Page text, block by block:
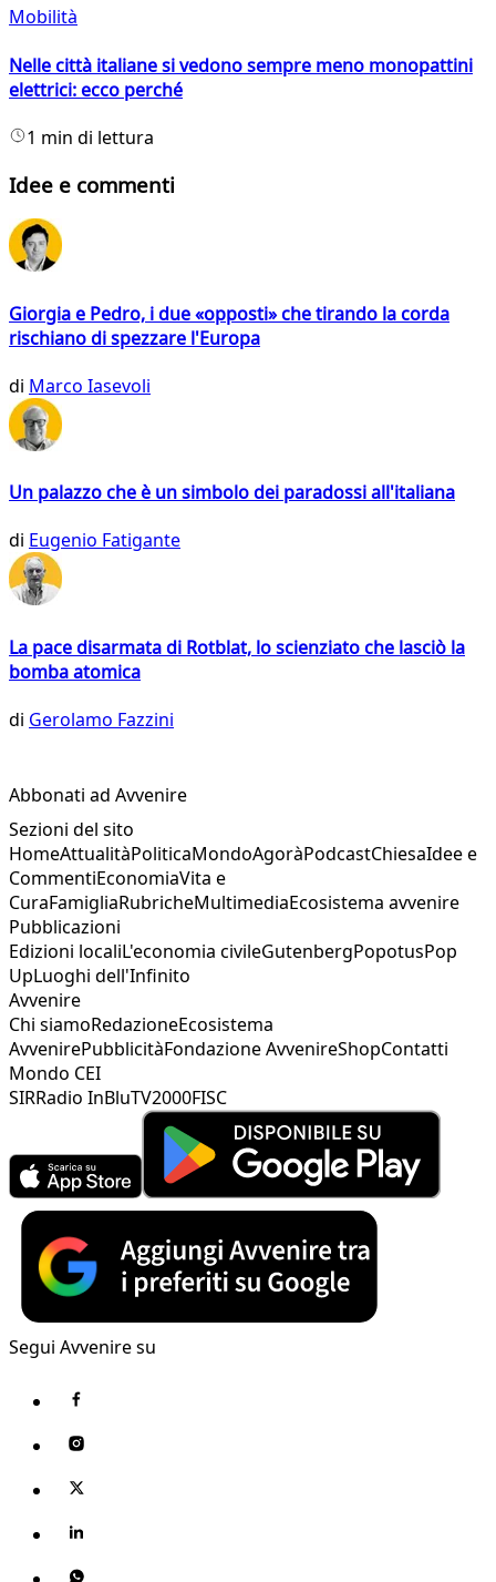
Mobilità
Nelle città italiane si vedono sempre meno monopattini
elettrici: ecco perché
1 min di lettura
Idee e commenti
Giorgia e Pedro, i due «opposti» che tirando la corda
rischiano di spezzare l'Europa
di Marco Iasevoli
Un palazzo che è un simbolo dei paradossi all'italiana
di Eugenio Fatigante
La pace disarmata di Rotblat, lo scienziato che lasciò la
bomba atomica
di Gerolamo Fazzini
Abbonati ad Avvenire
Sezioni del sito
HomeAttualitàPoliticaMondoAgoràPodcastChiesaIdee e
CommentiEconomiaVita e
CuraFamigliaRubricheMultimediaEcosistema avvenire
Pubblicazioni
Edizioni localiL'economia civileGutenbergPopotusPop
UpLuoghi dell'Infinito
Avvenire
Chi siamoRedazioneEcosistema
AvvenirePubblicitàFondazione AvvenireShopContatti
Mondo CEI
SIRRadio InBluTV2000FISC
Segui Avvenire su